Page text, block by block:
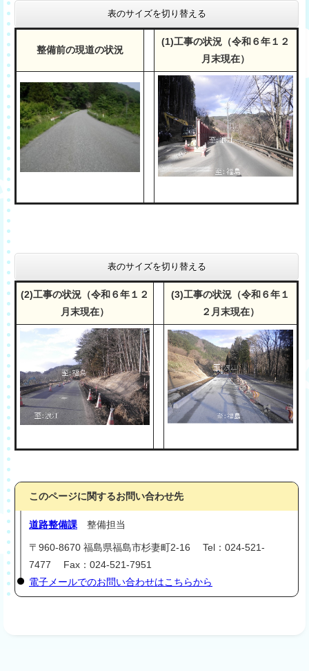
表のサイズを切り替える
整備前の現道の状況
(1)工事の状況（令和６年１２
月末現在）
表のサイズを切り替える
(2)工事の状況（令和６年１２
月末現在）
(3)工事の状況（令和６年１
２月末現在）
このページに関するお問い合わせ先
道路整備課 整備担当
〒960-8670 福島県福島市杉妻町2-16 Tel：024-521-
7477 Fax：024-521-7951
電子メールでのお問い合わせはこちらから